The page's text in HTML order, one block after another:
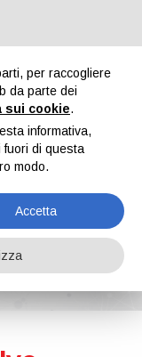
per raccogliere
da parte dei
sui cookie.
informativa,
fuori di questa
modo.
Accetta